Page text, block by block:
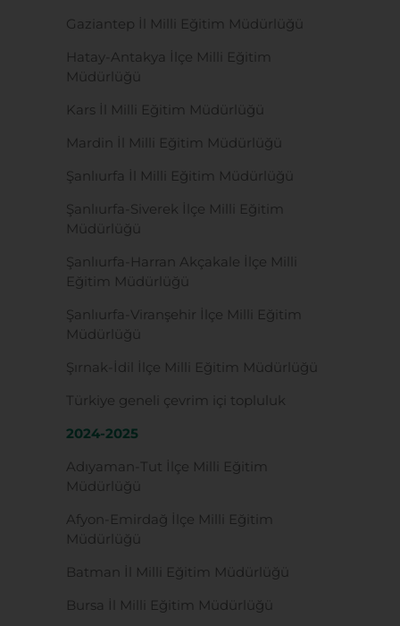
Gaziantep İl Milli Eğitim Müdürlüğü
Hatay-Antakya İlçe Milli Eğitim
Müdürlüğü
Kars İl Milli Eğitim Müdürlüğü
Mardin İl Milli Eğitim Müdürlüğü
Şanlıurfa İl Milli Eğitim Müdürlüğü
Şanlıurfa-Siverek İlçe Milli Eğitim
Müdürlüğü
Şanlıurfa-Harran Akçakale İlçe Milli
Eğitim Müdürlüğü
Şanlıurfa-Viranşehir İlçe Milli Eğitim
Müdürlüğü
Şırnak-İdil İlçe Milli Eğitim Müdürlüğü
Türkiye geneli çevrim içi topluluk
2024-2025
Adıyaman-Tut İlçe Milli Eğitim
Müdürlüğü
Afyon-Emirdağ İlçe Milli Eğitim
Müdürlüğü
Batman İl Milli Eğitim Müdürlüğü
Bursa İl Milli Eğitim Müdürlüğü